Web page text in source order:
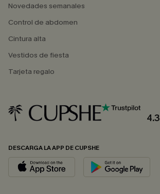
Novedades semanales
Control de abdomen
Cintura alta
Vestidos de fiesta
Tarjeta regalo
4.3
DESCARGA LA APP DE CUPSHE